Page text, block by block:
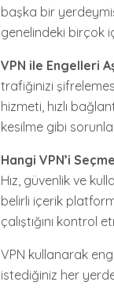
başka bir
genelindeki birçok
VPN ile Engelleri
trafiğinizi
hizmeti, hızlı
kesilme gibi
Hangi VPN’i
Hız, güvenlik ve
belirli içerik
çalıştığını kontrol
VPN kullanarak
istediğiniz her